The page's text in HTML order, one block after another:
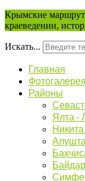
Крымские
краеведении,
Искать...
Главная
Фотогалерея
Районы
Ялта -